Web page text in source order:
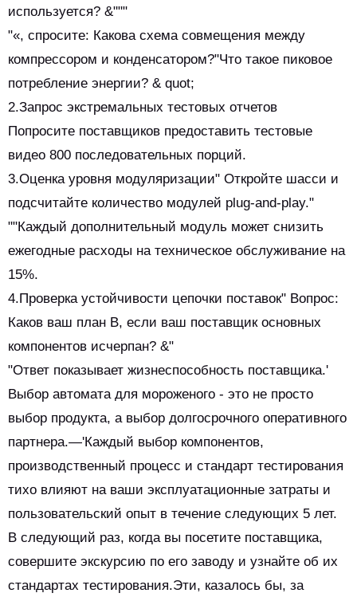
используется? &"""
"«, спросите: Какова схема совмещения между
компрессором и конденсатором?"Что такое пиковое
потребление энергии? & quot;
2.Запрос экстремальных тестовых отчетов
Попросите поставщиков предоставить тестовые
видео 800 последовательных порций.
3.Оценка уровня модуляризации" Откройте шасси и
подсчитайте количество модулей plug-and-play."
""Каждый дополнительный модуль может снизить
ежегодные расходы на техническое обслуживание на
15%.
4.Проверка устойчивости цепочки поставок" Вопрос:
Каков ваш план B, если ваш поставщик основных
компонентов исчерпан? &"
"Ответ показывает жизнеспособность поставщика.'
Выбор автомата для мороженого - это не просто
выбор продукта, а выбор долгосрочного оперативного
партнера.—'Каждый выбор компонентов,
производственный процесс и стандарт тестирования
тихо влияют на ваши эксплуатационные затраты и
пользовательский опыт в течение следующих 5 лет.
В следующий раз, когда вы посетите поставщика,
совершите экскурсию по его заводу и узнайте об их
стандартах тестирования.Эти, казалось бы, за